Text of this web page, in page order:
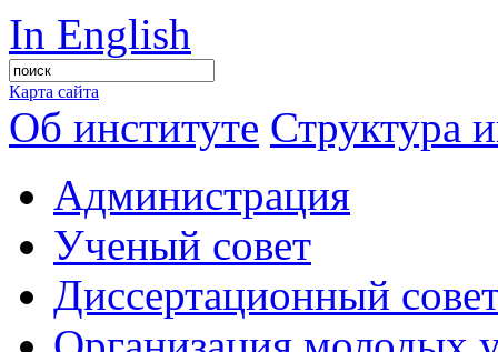
In English
Карта сайта
Об институте Структура
Администрация
Ученый совет
Диссертационный